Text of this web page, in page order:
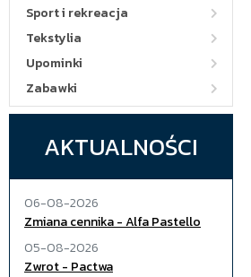
Sport i rekreacja
Tekstylia
Upominki
Zabawki
AKTUALNOŚCI
06-08-2026
Zmiana cennika - Alfa Pastello
05-08-2026
Zwrot - Pactwa